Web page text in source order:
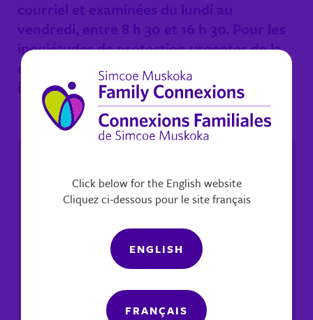
courriel et examinées du lundi au
vendredi, entre 8 h 30 et 16 h 30. Pour les
inquiétudes de protection urgentes de la
région Simcoe Muskoka, composez
immédiatement le 1-800-461-4236
Click below for the English website
Cliquez ci-dessous pour le site français
ENGLISH
FRANÇAIS